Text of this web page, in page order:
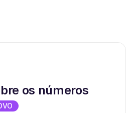
os números